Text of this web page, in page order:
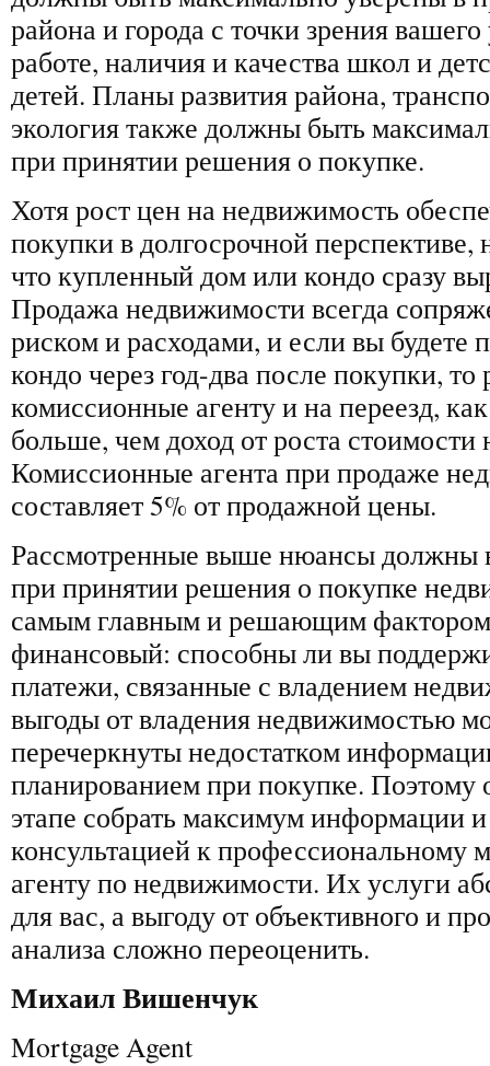
района и города с точки зрения вашего
работе, наличия и качества школ и
детей. Планы развития района,
экология также должны быть
при принятии решения о покупке.
Хотя рост цен на недвижимость
покупки в долгосрочной перспективе,
что купленный дом или кондо сразу
Продажа недвижимости всегда
риском и расходами, и если вы будете
кондо через год-два после покупки, то
комиссионные агенту и на переезд,
больше, чем доход от роста
Комиссионные агента при продаже
составляет 5% от продажной цены.
Рассмотренные выше нюансы должны
при принятии решения о покупке
самым главным и решающим фактором
финансовый: способны ли вы
платежи, связанные с владением
выгоды от владения недвижимостью
перечеркнуты недостатком
планированием при покупке. Поэтому
этапе собрать максимум информации и
консультацией к профессиональному
агенту по недвижимости. Их услуги
для вас, а выгоду от объективного и
анализа сложно переоценить.
МихаилВишенчук
Mortgage Agent